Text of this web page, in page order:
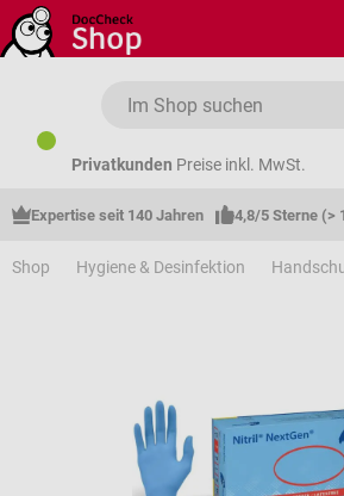
Zum Hauptinhalt springen
Privatkunden Preise inkl. MwSt.
Expertise seit 140 Jahren 4,8/5 Sterne (>
Shop Hygiene & Desinfektion